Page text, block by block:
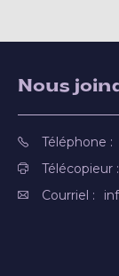
Nous
Téléphone :
Télécopieur :
Courriel :